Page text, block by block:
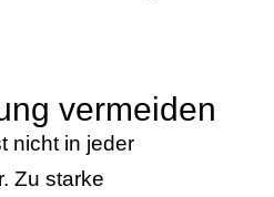
vermeiden
nicht in jeder
Zu starke